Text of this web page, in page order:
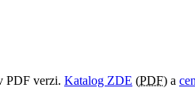
PDF verzi. Katalog ZDE (PDF) a